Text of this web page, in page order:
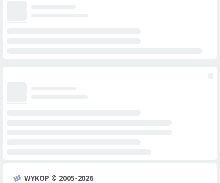
WYKOP © 2005-2026